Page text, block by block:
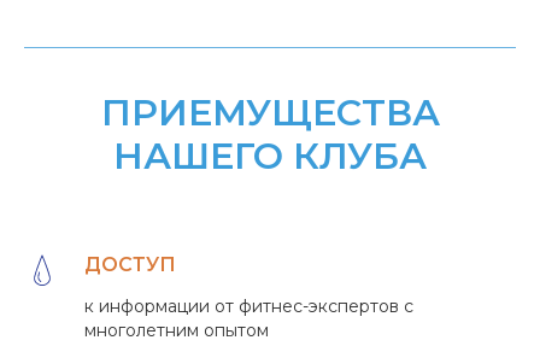
ПРИЕМУЩЕСТВА
НАШЕГО КЛУБА
ДОСТУП
к информации от фитнес-экспертов с
многолетним опытом